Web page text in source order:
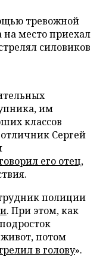
тревожной
место приехал
силовиков
им
классов
Сергей
его отец,
полиции
. При этом, как
потом
в голову».